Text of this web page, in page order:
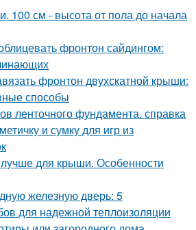
100 см - высота от пола до начала
фронтон сайдингом:
фронтон двухскатной крыши:
способы
ленточного фундамента. справка
и сумку для игр из
лучше для крыши. Особенности
железную дверь: 5
для надежной теплоизоляции